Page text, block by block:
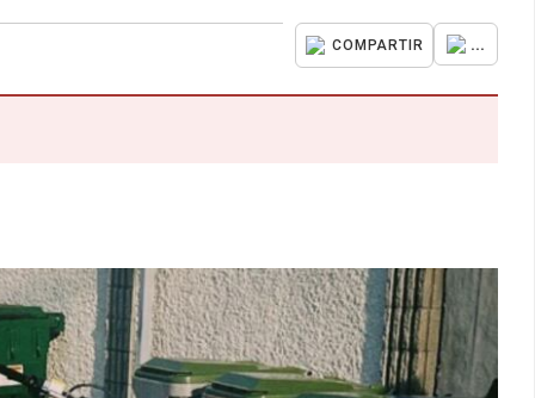
COMPARTIR ...